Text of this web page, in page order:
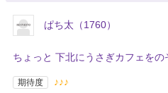
ぱち太（1760）
ちょっと 下北にうさぎカフェをの
期待度 ♪♪♪